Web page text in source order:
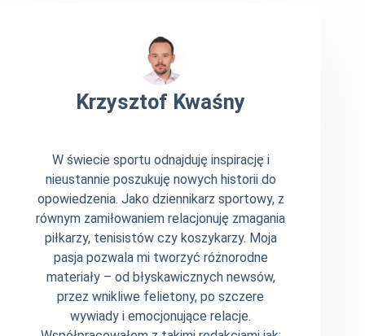
Krzysztof Kwaśny
W świecie sportu odnajduję inspirację i
nieustannie poszukuję nowych historii do
opowiedzenia. Jako dziennikarz sportowy, z
równym zamiłowaniem relacjonuję zmagania
piłkarzy, tenisistów czy koszykarzy. Moja
pasja pozwala mi tworzyć różnorodne
materiały – od błyskawicznych newsów,
przez wnikliwe felietony, po szczere
wywiady i emocjonujące relacje.